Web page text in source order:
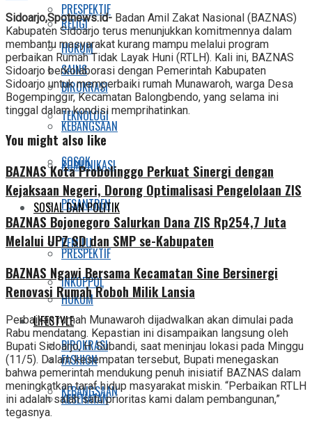
PRESPEKTIF
HUKUM
BIROKRASI
KEBANGSAAN
KOMUNIKASI
PESANTREN
PEMILU
INKOPPOL
LIFESTYLE
FASHION
KESEHATAN
RELIGI
SAINS
TEKNOLOGI
SOSOK
SOSIAL DAN POLITIK
PRESPEKTIF
HUKUM
BIROKRASI
KEBANGSAAN
Share
Sidoarjo,Spotnews.id- Badan Amil Zakat Nasional (BAZNAS)
Kabupaten Sidoarjo terus menunjukkan komitmennya dalam
membantu masyarakat kurang mampu melalui program
perbaikan Rumah Tidak Layak Huni (RTLH). Kali ini, BAZNAS
Sidoarjo berkolaborasi dengan Pemerintah Kabupaten
Sidoarjo untuk memperbaiki rumah Munawaroh, warga Desa
Bogempinggir, Kecamatan Balongbendo, yang selama ini
tinggal dalam kondisi memprihatinkan.
You might also like
BAZNAS Kota Probolinggo Perkuat Sinergi dengan
Kejaksaan Negeri, Dorong Optimalisasi Pengelolaan ZIS
BAZNAS Bojonegoro Salurkan Dana ZIS Rp254,7 Juta
Melalui UPZ SD dan SMP se-Kabupaten
BAZNAS Ngawi Bersama Kecamatan Sine Bersinergi
Renovasi Rumah Roboh Milik Lansia
Perbaikan rumah Munawaroh dijadwalkan akan dimulai pada
Rabu mendatang. Kepastian ini disampaikan langsung oleh
Bupati Sidoarjo, H. Subandi, saat meninjau lokasi pada Minggu
(11/5). Dalam kesempatan tersebut, Bupati menegaskan
bahwa pemerintah mendukung penuh inisiatif BAZNAS dalam
meningkatkan taraf hidup masyarakat miskin. “Perbaikan RTLH
ini adalah salah satu prioritas kami dalam pembangunan,”
tegasnya.